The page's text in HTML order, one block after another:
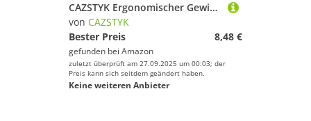
CAZSTYK Ergonomischer Gewichthebergriff mit schweißresistenten Silikonen für Männer und Frauen, verbessert Workout-Leistungen, Fitness-Griff-Hanteln
von CAZSTYK
Bester Preis
8,48 €
gefunden bei Amazon
zuletzt überprüft am 27.09.2025 um 00:03; der
Preis kann sich seitdem geändert haben.
Keine weiteren Anbieter